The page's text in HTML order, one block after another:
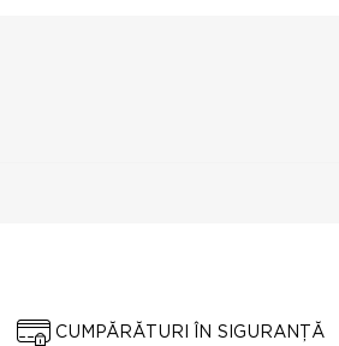
CUMPĂRĂTURI ÎN SIGURANȚĂ